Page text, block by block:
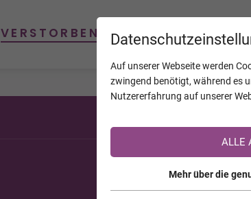
Sie sind noch nicht
>> zur
Auf unserer Webseite werden
zwingend benötigt, während es
Nutzererfahrung auf unserer
ALLE
Mehr über die
VERSTORBENE KALENDER